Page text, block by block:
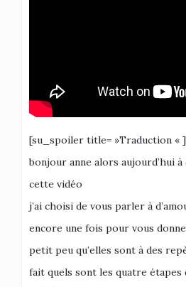
[su_spoiler title= »Traduction « ]
bonjour anne alors aujourd’hui à
cette vidéo
j’ai choisi de vous parler à
encore une fois pour vous
petit peu qu’elles sont à des
fait quels sont les quatre étapes